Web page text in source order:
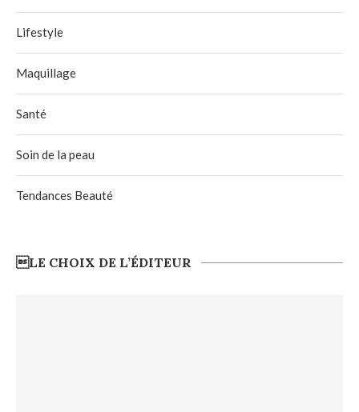
Lifestyle
Maquillage
Santé
Soin de la peau
Tendances Beauté
LE CHOIX DE L’ÉDITEUR